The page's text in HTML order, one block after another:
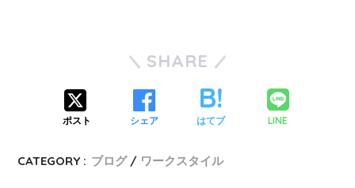
SHARE
ポスト シェア はてブ LINE
CATEGORY : ブログ ワークスタイル